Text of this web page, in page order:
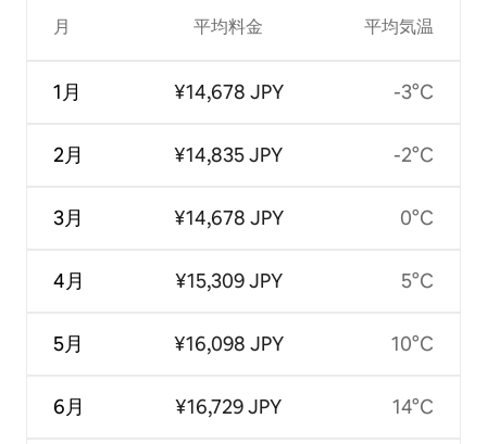
月
1月
2月
3月
4月
5月
6月
平均料金
¥14,678 JPY
¥14,835 JPY
¥14,678 JPY
¥15,309 JPY
¥16,098 JPY
¥16,729 JPY
平均気温
-3°C
-2°C
0°C
5°C
10°C
14°C